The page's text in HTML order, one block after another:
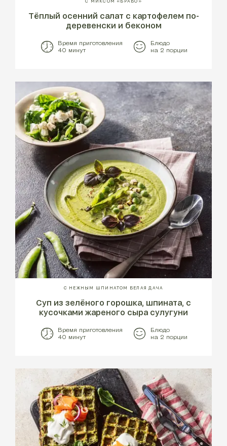
Тёплый осенний салат с картофелем по-
деревенски и беконом
Время приготовления
40 минут
Блюдо
на 2 порции
С НЕЖНЫМ ШПИНАТОМ БЕЛАЯ ДАЧА
Суп из зелёного горошка, шпината, с
кусочками жареного сыра сулугуни
Время приготовления
40 минут
Блюдо
на 2 порции